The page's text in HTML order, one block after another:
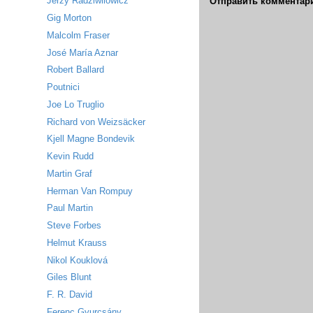
Gig Morton
Malcolm Fraser
José María Aznar
Robert Ballard
Poutnici
Joe Lo Truglio
Richard von Weizsäcker
Kjell Magne Bondevik
Kevin Rudd
Martin Graf
Herman Van Rompuy
Paul Martin
Steve Forbes
Helmut Krauss
Nikol Kouklová
Giles Blunt
F. R. David